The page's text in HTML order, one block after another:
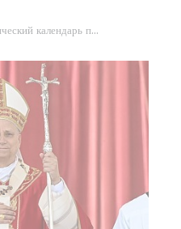
календарь п...